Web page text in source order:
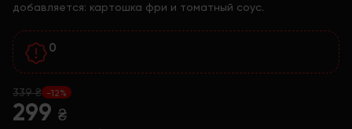
добавляется: картошка фри и томатный соус.
0
339 ₴ -12%
299 ₴